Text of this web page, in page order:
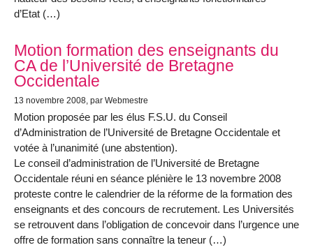
d’Etat (…)
Motion formation des enseignants du
CA de l’Université de Bretagne
Occidentale
13 novembre 2008 , par Webmestre
Motion proposée par les élus F.S.U. du Conseil
d’Administration de l’Université de Bretagne Occidentale et
votée à l’unanimité (une abstention).
Le conseil d’administration de l’Université de Bretagne
Occidentale réuni en séance plénière le 13 novembre 2008
proteste contre le calendrier de la réforme de la formation des
enseignants et des concours de recrutement. Les Universités
se retrouvent dans l’obligation de concevoir dans l’urgence une
offre de formation sans connaître la teneur (…)